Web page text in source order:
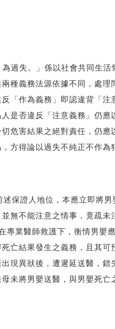
過失。」係以社會共同生活
種義務法源依據不同，處理
「作為義務」即認違背「注
是否違反「注意義務」仍應
危害結果之絕對責任，仍應
方得論以過失不純正不作為
保證人地位，本應立即將男
無不能注意之情事，竟疏未
專業醫師救護下，衡情男嬰
亡結果發生之義務，且其可
現異狀後，遭遲延送醫，錯
未將男嬰送醫，與男嬰死亡